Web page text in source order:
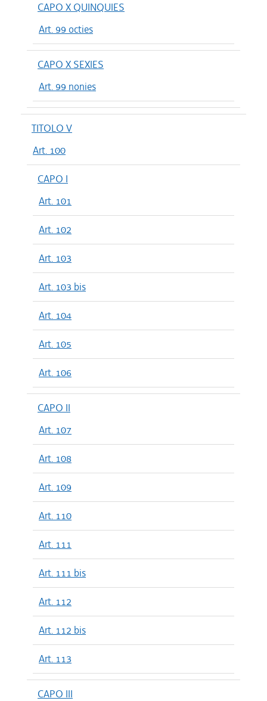
CAPO X QUINQUIES
Art. 99 octies
CAPO X SEXIES
Art. 99 nonies
TITOLO V
Art. 100
CAPO I
Art. 101
Art. 102
Art. 103
Art. 103 bis
Art. 104
Art. 105
Art. 106
CAPO II
Art. 107
Art. 108
Art. 109
Art. 110
Art. 111
Art. 111 bis
Art. 112
Art. 112 bis
Art. 113
CAPO III